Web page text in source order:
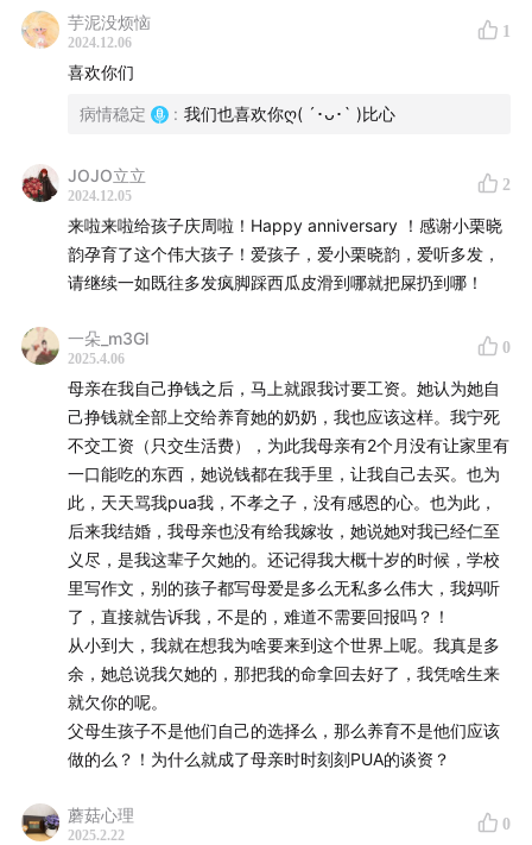
微信公众号：病情稳定
#在哪里可以收听我们的节目
小宇宙 | 喜马拉雅 | 网易云音乐 | 苹果Podcast | 微博
芋泥没烦恼
2024.12.06
1
喜欢你们
病情稳定 : 我们也喜欢你ღ( ´･ᴗ･` )比心
JOJO立立
2024.12.05
2
来啦来啦给孩子庆周啦！Happy anniversary ！感谢小栗晓
韵孕育了这个伟大孩子！爱孩子，爱小栗晓韵，爱听多发，
请继续一如既往多发疯脚踩西瓜皮滑到哪就把屎扔到哪！
一朵_m3Gl
2025.4.06
0
母亲在我自己挣钱之后，马上就跟我讨要工资。她认为她自
己挣钱就全部上交给养育她的奶奶，我也应该这样。我宁死
不交工资（只交生活费），为此我母亲有2个月没有让家里有
一口能吃的东西，她说钱都在我手里，让我自己去买。也为
此，天天骂我pua我，不孝之子，没有感恩的心。也为此，
后来我结婚，我母亲也没有给我嫁妆，她说她对我已经仁至
义尽，是我这辈子欠她的。还记得我大概十岁的时候，学校
里写作文，别的孩子都写母爱是多么无私多么伟大，我妈听
了，直接就告诉我，不是的，难道不需要回报吗？！
从小到大，我就在想我为啥要来到这个世界上呢。我真是多
余，她总说我欠她的，那把我的命拿回去好了，我凭啥生来
就欠你的呢。
父母生孩子不是他们自己的选择么，那么养育不是他们应该
做的么？！为什么就成了母亲时时刻刻PUA的谈资？
蘑菇心理
2025.2.22
0